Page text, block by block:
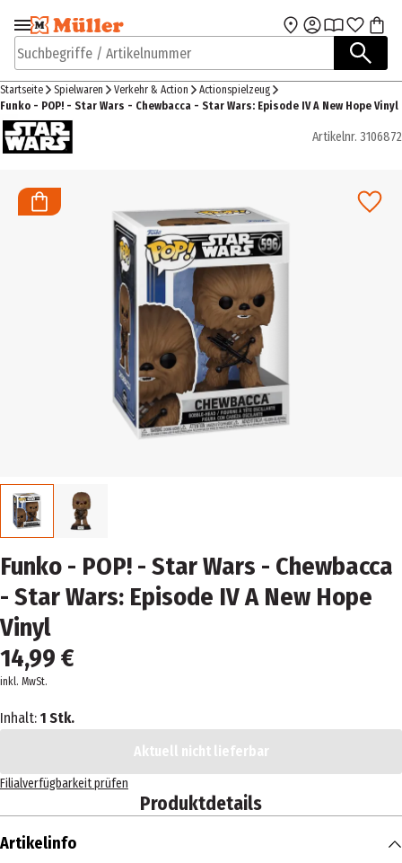
Zur Navigation
springen
Zum Hauptinhalt
Suchbegriffe / Artikelnummer
Startseite Spielwaren Verkehr & Action
Actionspielzeug
Funko - POP! - Star Wars - Chewbacca - Star Wars: Episode IV A New Hope Vinyl
Artikelnr. 3106872
Funko - POP! - Star Wars - Chewbacca
- Star Wars: Episode IV A New Hope
Vinyl
14,99 €
inkl. MwSt.
Inhalt: 1 Stk.
Aktuell nicht lieferbar
Filialverfügbarkeit prüfen
Produktdetails
Artikelinfo